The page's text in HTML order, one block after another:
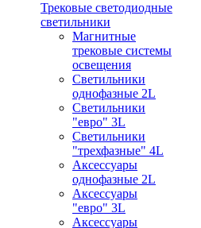
Трековые светодиодные
светильники
Магнитные
трековые системы
освещения
Светильники
однофазные 2L
Светильники
"евро" 3L
Светильники
"трехфазные" 4L
Аксессуары
однофазные 2L
Аксессуары
"евро" 3L
Аксессуары